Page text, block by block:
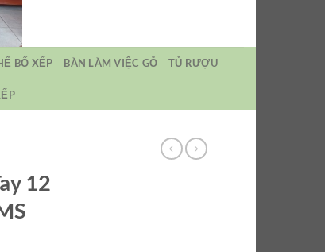
BỐ XẾP BÀN LÀM VIỆC GỖ TỦ RƯỢU
12